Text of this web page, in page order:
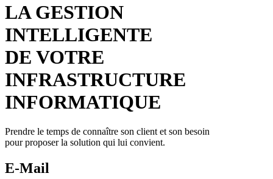
LA GESTION
INTELLIGENTE
DE VOTRE
INFRASTRUCTURE
INFORMATIQUE
Prendre le temps de connaître son client et son besoin
pour proposer la solution qui lui convient.
E-Mail